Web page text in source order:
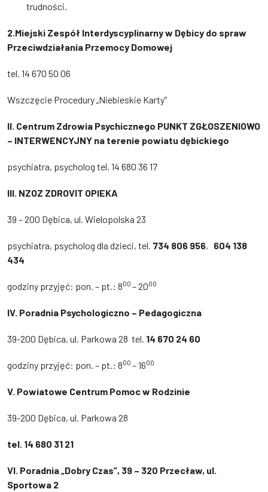
trudności.
2.Miejski Zespół Interdyscyplinarny w Dębicy do spraw
Przeciwdziałania Przemocy Domowej
tel. 14 670 50 06
Wszczęcie Procedury „Niebieskie Karty”
II. Centrum Zdrowia Psychicznego PUNKT ZGŁOSZENIOWO
– INTERWENCYJNY na terenie powiatu dębickiego
psychiatra, psycholog tel. 14 680 36 17
III. NZOZ ZDROVIT OPIEKA
39 – 200 Dębica, ul. Wielopolska 23
psychiatra, psycholog dla dzieci, tel. 734 806 956, 604 138
434
godziny przyjęć: pon. – pt.: 800 – 2000
IV. Poradnia Psychologiczno – Pedagogiczna
39-200 Dębica, ul. Parkowa 28 tel. 14 670 24 60
godziny przyjęć: pon. – pt.: 800 – 1600
V. Powiatowe Centrum Pomoc w Rodzinie
39-200 Dębica, ul. Parkowa 28
tel. 14 680 31 21
VI. Poradnia „Dobry Czas”, 39 – 320 Przecław, ul.
Sportowa 2